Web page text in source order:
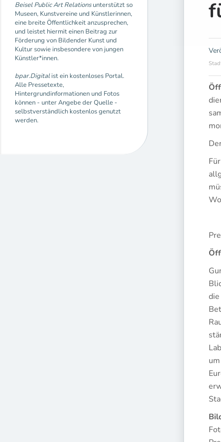
Beisel Public Art Relationsunterstützt so
Museen, Kunstvereine und Künstlerinnen,
eine breite Öffentlichkeit anzusprechen,
und leistet hiermit einen Beitrag zur
Förderung von Bildender Kunst und
Kultur sowie insbesondere von jungen
Künstler*innen.
bpar.Digitalist ein kostenloses Portal.
Alle Pressetexte,
Hintergrundinformationen und Fotos
können - unter Angebe der Quelle -
selbstverständlich kostenlos genutzt
werden.